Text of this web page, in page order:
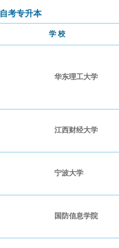
自考专升本
学 校
华东理工大学
江西财经大学
宁波大学
国防信息学院